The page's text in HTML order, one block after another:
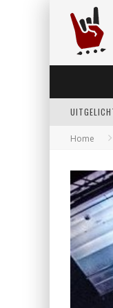
Home